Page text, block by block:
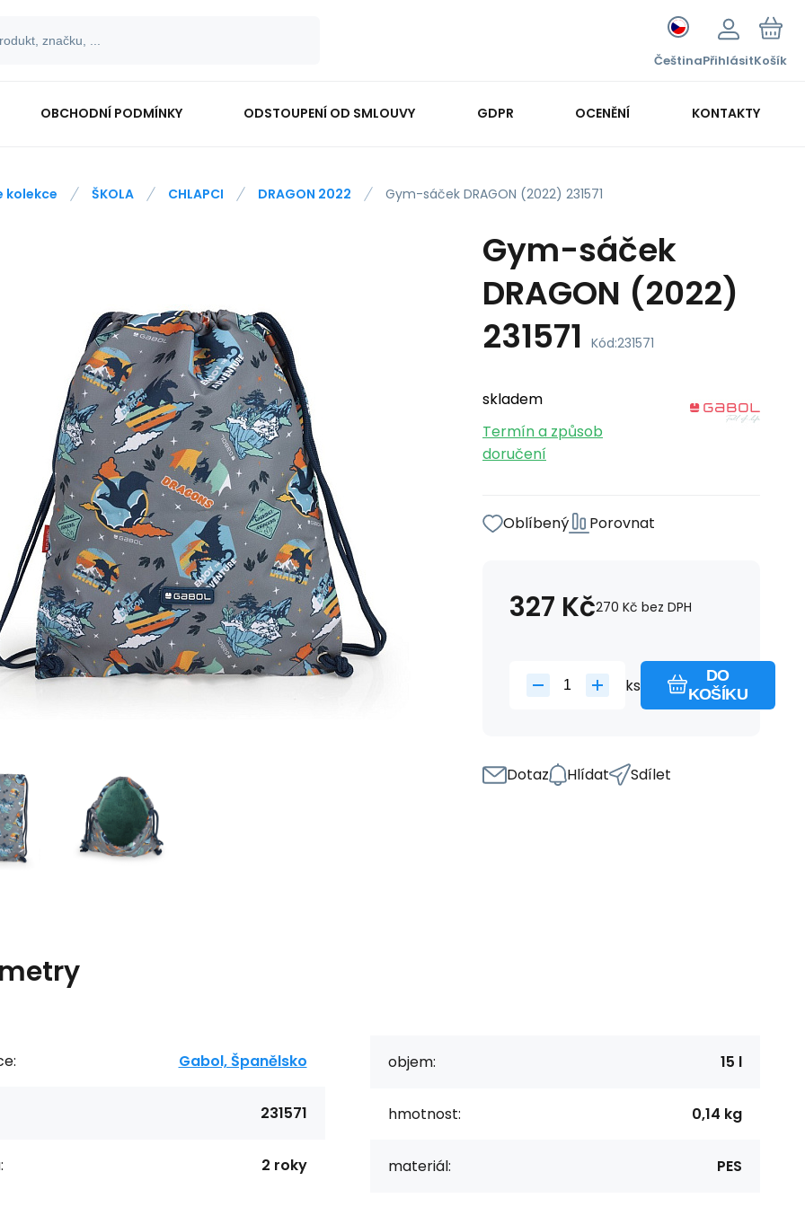
ČeštinaPřihlásitKošík
OBCHODNÍ PODMÍNKY ODSTOUPENÍ OD SMLOUVY GDPR OCENĚNÍ KONTAKTY
kolekce ŠKOLA CHLAPCI DRAGON 2022 Gym-sáček DRAGON (2022) 231571
Gym-sáček
DRAGON (2022)
231571 Kód:231571
skladem
Termín a způsob
doručení
Oblíbený Porovnat
327 Kč270 Kč bez DPH
ks
DO
KOŠÍKU
Dotaz Hlídat Sdílet
Gabol, Španělsko
231571
2 roky
objem: 15 l
hmotnost: 0,14 kg
materiál: PES